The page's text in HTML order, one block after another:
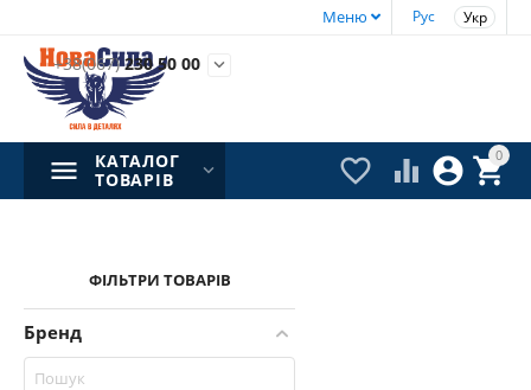
Рус Укр
Меню
+38(067)230 50 00 
0


 
КАТАЛОГ
ТОВАРІВ
ФІЛЬТРИ ТОВАРІВ
Бренд